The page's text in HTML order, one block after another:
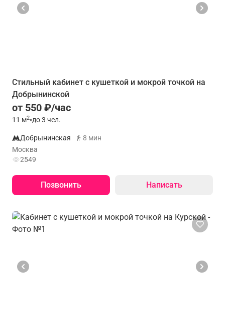
Стильный кабинет с кушеткой и мокрой точкой на
Добрынинской
от 550 ₽/час
11 м2•до 3 чел.
Добрынинская
8 мин
Москва
2549
Позвонить Написать